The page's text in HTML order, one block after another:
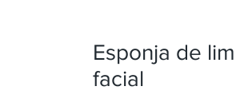
Esponja de
facial